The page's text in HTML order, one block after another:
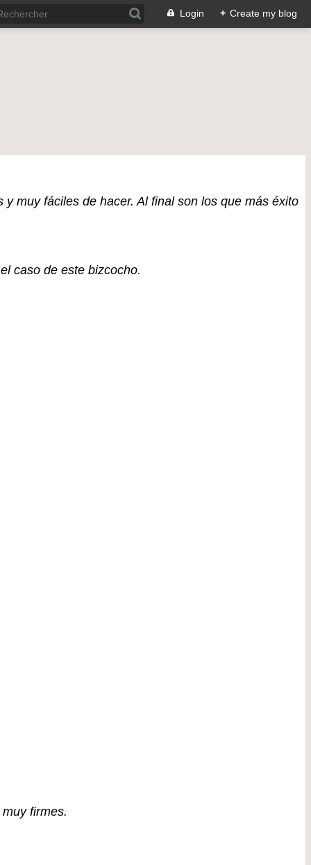
Login + Create my blog
muy fáciles de hacer. Al final son los que más éxito
caso de este bizcocho.
firmes.